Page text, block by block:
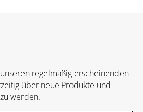
regelmäßig erscheinenden
über neue Produkte und
werden.